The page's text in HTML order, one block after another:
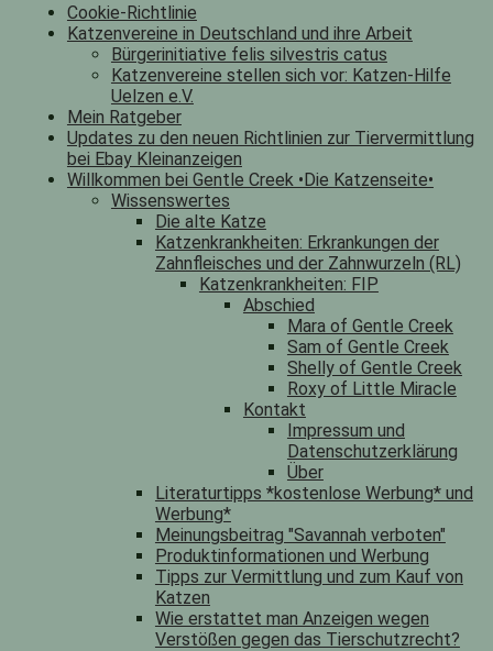
Cookie-Richtlinie
Katzenvereine in Deutschland und ihre Arbeit
Bürgerinitiative felis silvestris catus
Katzenvereine stellen sich vor: Katzen-Hilfe
Uelzen e.V.
Mein Ratgeber
Updates zu den neuen Richtlinien zur Tiervermittlung
bei Ebay Kleinanzeigen
Willkommen bei Gentle Creek •Die Katzenseite•
Wissenswertes
Die alte Katze
Katzenkrankheiten: Erkrankungen der
Zahnfleisches und der Zahnwurzeln (RL)
Katzenkrankheiten: FIP
Abschied
Mara of Gentle Creek
Sam of Gentle Creek
Shelly of Gentle Creek
Roxy of Little Miracle
Kontakt
Impressum und
Datenschutzerklärung
Über
Literaturtipps *kostenlose Werbung* und
Werbung*
Meinungsbeitrag "Savannah verboten"
Produktinformationen und Werbung
Tipps zur Vermittlung und zum Kauf von
Katzen
Wie erstattet man Anzeigen wegen
Verstößen gegen das Tierschutzrecht?